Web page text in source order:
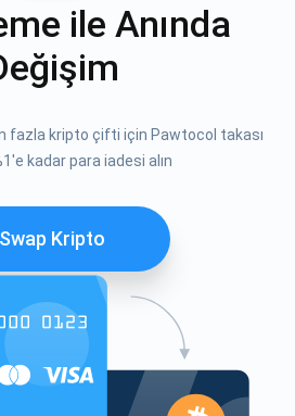
ile Anında
fazla kripto çifti için Pawtocol takası
kadar para iadesi alın
Swap Kripto